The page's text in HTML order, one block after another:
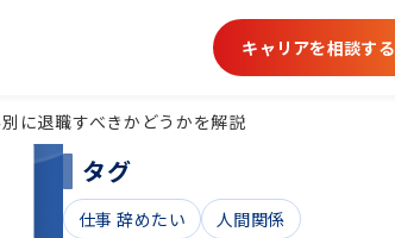
キャリアを相談する
に退職すべきかどうかを解説
タグ
仕事 辞めたい
人間関係